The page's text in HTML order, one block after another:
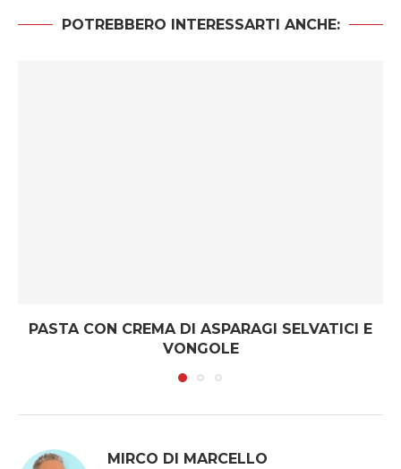
POTREBBERO INTERESSARTI ANCHE:
PASTA CON CREMA DI ASPARAGI SELVATICI E
VONGOLE
MIRCO DI MARCELLO